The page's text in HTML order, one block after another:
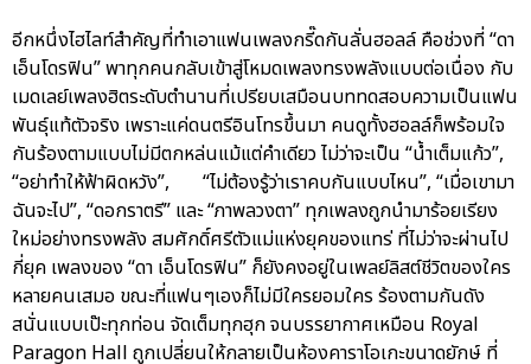
อีกหนึ่งไฮไลท์สำคัญที่ทำเอาแฟนเพลงกรี๊ดกันลั่นฮอลล์ คือช่วงที่ “ดา
เอ็นโดรฟิน” พาทุกคนกลับเข้าสู่โหมดเพลงทรงพลังแบบต่อเนื่อง กับ
เมดเลย์เพลงฮิตระดับตำนานที่เปรียบเสมือนบททดสอบความเป็นแฟน
พันธุ์แท้ตัวจริง เพราะแค่ดนตรีอินโทรขึ้นมา คนดูทั้งฮอลล์ก็พร้อมใจ
กันร้องตามแบบไม่มีตกหล่นแม้แต่คำเดียว ไม่ว่าจะเป็น “น้ำเต็มแก้ว”,
“อย่าทำให้ฟ้าผิดหวัง”, “ไม่ต้องรู้ว่าเราคบกันแบบไหน”, “เมื่อเขามา
ฉันจะไป”, “ดอกราตรี” และ “ภาพลวงตา” ทุกเพลงถูกนำมาร้อยเรียง
ใหม่อย่างทรงพลัง สมศักดิ์ศรีตัวแม่แห่งยุคของแทร่ ที่ไม่ว่าจะผ่านไป
กี่ยุค เพลงของ “ดา เอ็นโดรฟิน” ก็ยังคงอยู่ในเพลย์ลิสต์ชีวิตของใคร
หลายคนเสมอ ขณะที่แฟนๆเองก็ไม่มีใครยอมใคร ร้องตามกันดัง
สนั่นแบบเป๊ะทุกท่อน จัดเต็มทุกฮุก จนบรรยากาศเหมือน Royal
Paragon Hall ถูกเปลี่ยนให้กลายเป็นห้องคาราโอเกะขนาดยักษ์ ที่